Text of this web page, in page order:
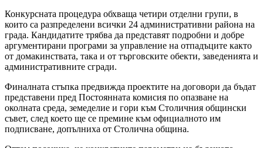
Конкурсната процедура обхваща четири отделни групи, в
които са разпределени всички 24 административни района на
града. Кандидатите трябва да представят подробни и добре
аргументирани програми за управление на отпадъците както
от домакинствата, така и от търговските обекти, заведенията и
административните сгради.
Финалната стъпка предвижда проектите на договори да бъдат
представени пред Постоянната комисия по опазване на
околната среда, земеделие и гори към Столичния общински
съвет, след което ще се премине към официалното им
подписване, допълниха от Столична община.